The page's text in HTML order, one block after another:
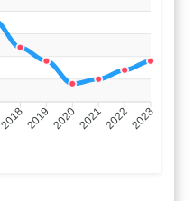
20182019 2020202120222023